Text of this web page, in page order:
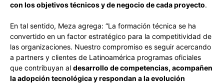
con los objetivos técnicos y de negocio de cada proyecto.
En tal sentido, Meza agrega: “La formación técnica se ha
convertido en un factor estratégico para la competitividad de
las organizaciones. Nuestro compromiso es seguir acercando
a partners y clientes de Latinoamérica programas oficiales
que contribuyan al desarrollo de competencias, acompañen
la adopción tecnológica y respondan a la evolución